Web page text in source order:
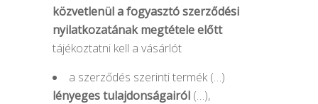
közvetlenül a fogyasztó szerződési
nyilatkozatának megtétele előtt
tájékoztatni kell a vásárlót
a szerződés szerinti termék (…)
lényeges tulajdonságairól (…),